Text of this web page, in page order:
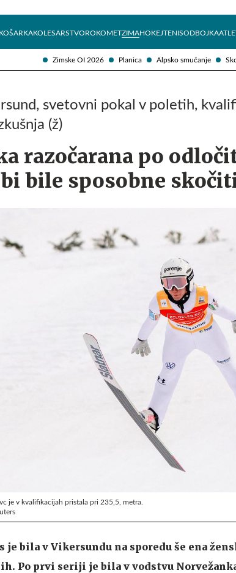
Zimske OI 2026 Planica Alpsko smučanje
KOŠARKAKOLESARSTVOROKOMETZIMAHOKEJTENISODBOJKA
svetovni pokal v poletih,
(ž)
razočarana po
bile sposobne
je v kvalifikacijah pristala pri 235,5, metra.
je bila v Vikersundu na sporedu še ena
Po prvi seriji je bila v vodstvu